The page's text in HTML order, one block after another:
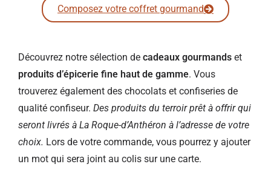
Composez votre coffret gourmand
Découvrez notre sélection de cadeaux gourmands et
produits d’épicerie fine haut de gamme. Vous
trouverez également des chocolats et confiseries de
qualité confiseur. Des produits du terroir prêt à offrir qui
seront livrés à La Roque-d’Anthéron à l’adresse de votre
choix. Lors de votre commande, vous pourrez y ajouter
un mot qui sera joint au colis sur une carte.